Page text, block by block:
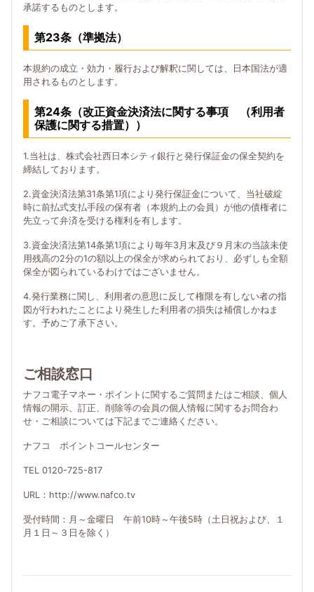
承諾するものとします。
第23条（準拠法）
本規約の成立・効力・履行および解釈に関しては、日本国法が適
用されるものとします。
第24条（改正資金決済法に関する事項 （利用者
保護に関する措置））
1.当社は、株式会社西日本シティ銀行と発行保証金の保全契約を
締結しております。
2.資金決済法第31条第1項により発行保証金について、当社破綻
時に前払式支払手段の保有者（本規約上の会員）が他の債権者に
先立って弁済を受ける権利を有します。
3.資金決済法第14条第1項により毎年3月末及び９月末の当該未使
用残高の2分の1の額以上の保全が求められており、必ずしも全額
保全が図られているわけではございません。
4.発行業務に関し、利用者の意思に反して権限を有しない者の指
図が行われたことにより発生した利用者の損失は補償しかねま
す。予めご了承下さい。
ご相談窓口
ナフコ電子マネー・ポイントに関するご質問またはご相談、個人
情報の開示、訂正、削除等の会員の個人情報に関するお問合わ
せ・ご相談については下記までご連絡ください。
ナフコ ポイントコールセンター
TEL 0120-725-817
URL：http://www.nafco.tv
受付時間：月～金曜日 午前10時～午後5時（土日祝および、１
月１日～３日を除く）